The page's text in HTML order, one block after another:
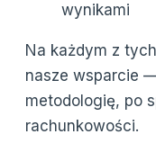
wynikami
Na każdym z
nasze wsparcie
metodologię, po
rachunkowości.